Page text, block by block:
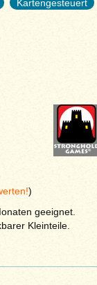
Kartengesteuert
)
geeignet.
Kleinteile.